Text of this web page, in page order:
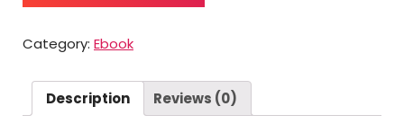
Category: Ebook
Description Reviews (0)